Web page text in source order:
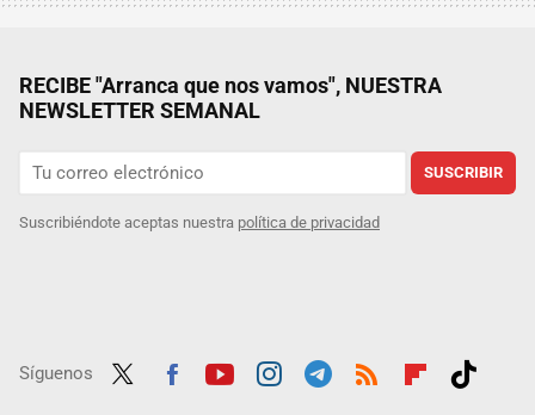
RECIBE "Arranca que nos vamos", NUESTRA
NEWSLETTER SEMANAL
SUSCRIBIR
Suscribiéndote aceptas nuestra política de privacidad
Síguenos